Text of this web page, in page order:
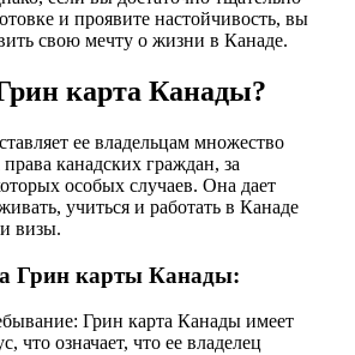
и проявите настойчивость, вы
свою мечту о жизни в Канаде.
карта Канады?
ее владельцам множество
канадских граждан, за
особых случаев. Она дает
учиться и работать в Канаде
визы.
Грин карты Канады:
Грин карта Канады имеет
что означает, что ее владелец